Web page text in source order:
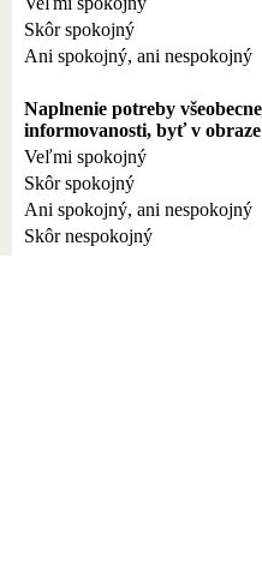
Skôr spokojný
Ani spokojný, ani nespokojný
Naplnenie potreby
informovanosti, byť v obraze
Veľmi spokojný
Skôr spokojný
Ani spokojný, ani nespokojný
Skôr nespokojný